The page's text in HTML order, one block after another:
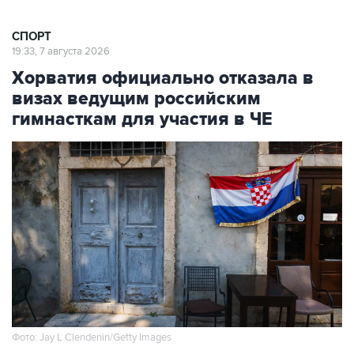
СПОРТ
19:33, 7 августа 2026
Хорватия официально отказала в
визах ведущим российским
гимнасткам для участия в ЧЕ
Фото: Jay L Clendenin/Getty Images